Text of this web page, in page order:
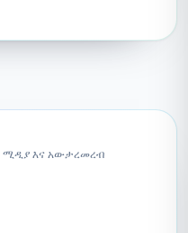
ሚዲያ እና አውታረመረብ